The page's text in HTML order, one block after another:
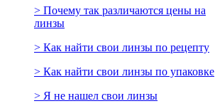
> Почему так различаются цены на
линзы
> Как найти свои линзы по рецепту
> Как найти свои линзы по упаковке
> Я не нашел свои линзы